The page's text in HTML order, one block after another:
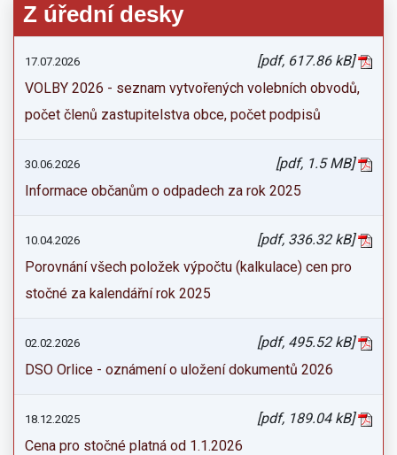
Z úřední desky
17.07.2026
[pdf, 617.86 kB]
VOLBY 2026 - seznam vytvořených volebních obvodů,
počet členů zastupitelstva obce, počet podpisů
30.06.2026
[pdf, 1.5 MB]
Informace občanům o odpadech za rok 2025
10.04.2026
[pdf, 336.32 kB]
Porovnání všech položek výpočtu (kalkulace) cen pro
stočné za kalendářní rok 2025
02.02.2026
[pdf, 495.52 kB]
DSO Orlice - oznámení o uložení dokumentů 2026
18.12.2025
[pdf, 189.04 kB]
Cena pro stočné platná od 1.1.2026